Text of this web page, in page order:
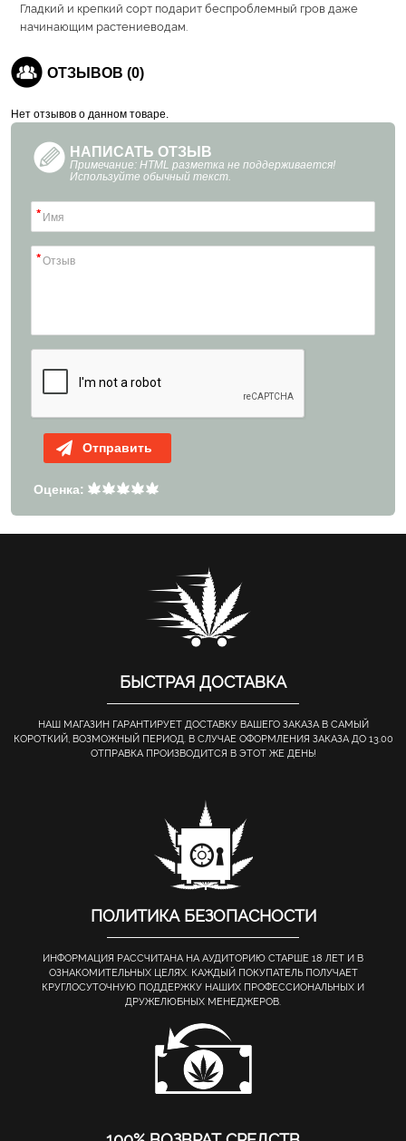
Гладкий и крепкий сорт подарит беспроблемный гров даже
начинающим растениеводам.
ОТЗЫВОВ (0)
Нет отзывов о данном товаре.
НАПИСАТЬ ОТЗЫВ
Примечание: HTML разметка не поддерживается!
Используйте обычный текст.
Отправить
Оценка:
БЫСТРАЯ ДОСТАВКА
НАШ МАГАЗИН ГАРАНТИРУЕТ ДОСТАВКУ ВАШЕГО ЗАКАЗА В САМЫЙ
КОРОТКИЙ, ВОЗМОЖНЫЙ ПЕРИОД. В СЛУЧАЕ ОФОРМЛЕНИЯ ЗАКАЗА ДО 13.00
ОТПРАВКА ПРОИЗВОДИТСЯ В ЭТОТ ЖЕ ДЕНЬ!
ПОЛИТИКА БЕЗОПАСНОСТИ
ИНФОРМАЦИЯ РАССЧИТАНА НА АУДИТОРИЮ СТАРШЕ 18 ЛЕТ И В
ОЗНАКОМИТЕЛЬНЫХ ЦЕЛЯХ. КАЖДЫЙ ПОКУПАТЕЛЬ ПОЛУЧАЕТ
КРУГЛОСУТОЧНУЮ ПОДДЕРЖКУ НАШИХ ПРОФЕССИОНАЛЬНЫХ И
ДРУЖЕЛЮБНЫХ МЕНЕДЖЕРОВ.